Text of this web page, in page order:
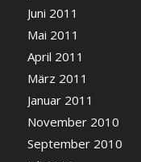
Juni 2011
Mai 2011
April 2011
März 2011
Januar 2011
November 2010
September 2010